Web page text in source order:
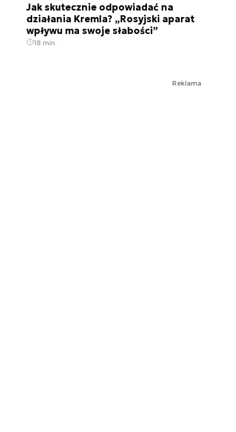
Jak skutecznie odpowiadać na
działania Kremla? „Rosyjski aparat
wpływu ma swoje słabości”
18 min.
Reklama